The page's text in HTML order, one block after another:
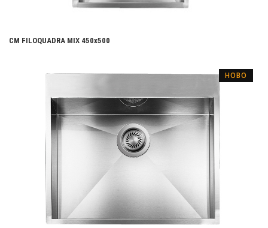
CM FILOQUADRA MIX 450x500
НОВО